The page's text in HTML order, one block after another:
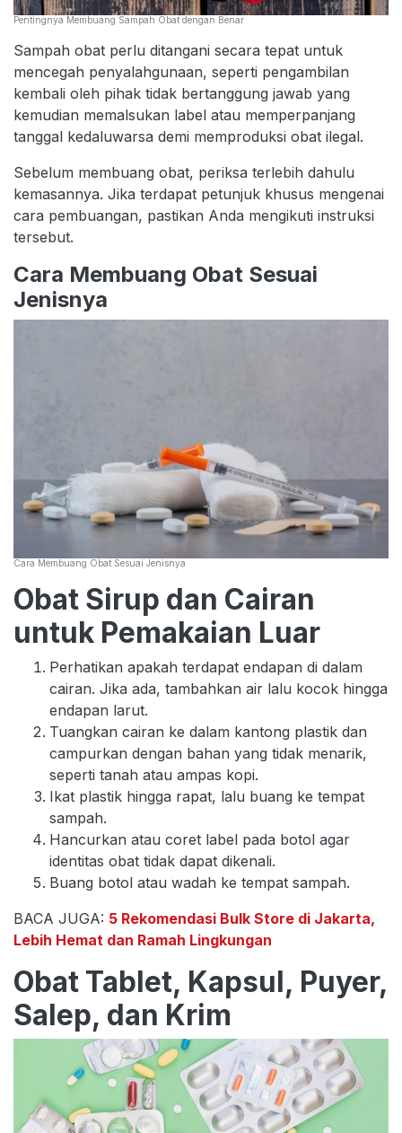
Pentingnya Membuang Sampah Obat dengan Benar
Sampah obat perlu ditangani secara tepat untuk
mencegah penyalahgunaan, seperti pengambilan
kembali oleh pihak tidak bertanggung jawab yang
kemudian memalsukan label atau memperpanjang
tanggal kedaluwarsa demi memproduksi obat ilegal.
Sebelum membuang obat, periksa terlebih dahulu
kemasannya. Jika terdapat petunjuk khusus mengenai
cara pembuangan, pastikan Anda mengikuti instruksi
tersebut.
Cara Membuang Obat Sesuai
Jenisnya
Cara Membuang Obat Sesuai Jenisnya
Obat Sirup dan Cairan
untuk Pemakaian Luar
Perhatikan apakah terdapat endapan di dalam
cairan. Jika ada, tambahkan air lalu kocok hingga
endapan larut.
Tuangkan cairan ke dalam kantong plastik dan
campurkan dengan bahan yang tidak menarik,
seperti tanah atau ampas kopi.
Ikat plastik hingga rapat, lalu buang ke tempat
sampah.
Hancurkan atau coret label pada botol agar
identitas obat tidak dapat dikenali.
Buang botol atau wadah ke tempat sampah.
BACA JUGA: 5 Rekomendasi Bulk Store di Jakarta,
Lebih Hemat dan Ramah Lingkungan
Obat Tablet, Kapsul, Puyer,
Salep, dan Krim